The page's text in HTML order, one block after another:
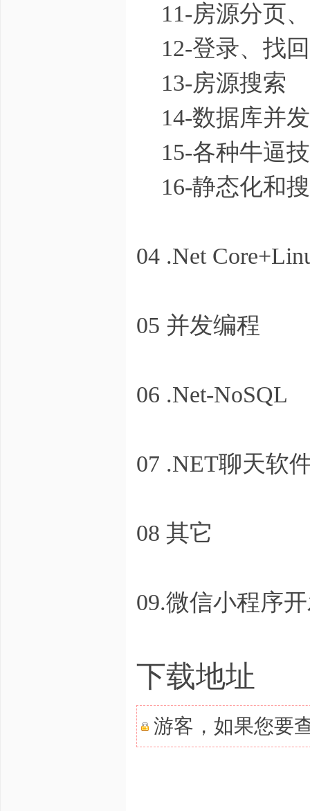
11-房源分页
12-登录、找
13-房源搜索
14-数据库并
15-各种牛逼
16-静态化和
04 .Net
05 并发编程
06 .Net-NoSQL
07 .NET聊天软
08 其它
09.微信小程序
下载地址
游客，如果您要